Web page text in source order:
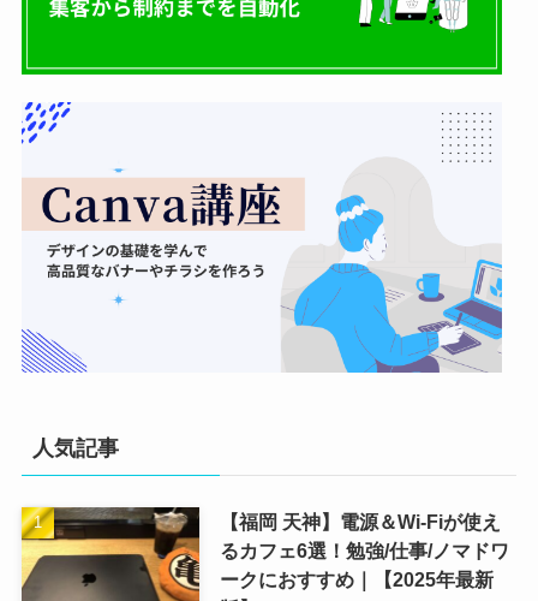
人気記事
【福岡 天神】電源＆Wi-Fiが使え
るカフェ6選！勉強/仕事/ノマドワ
ークにおすすめ｜【2025年最新